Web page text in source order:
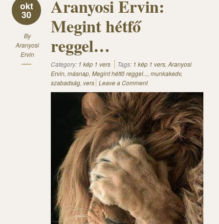
okt
30
By
Aranyosi
Ervin
Aranyosi Ervin:
Megint hétfő
reggel…
Category: 1 kép 1 vers Tags: 1 kép 1 vers, Aranyosi
Ervin, másnap, Megint hétfő reggel..., munkakedv,
szabadság, vers Leave a Comment